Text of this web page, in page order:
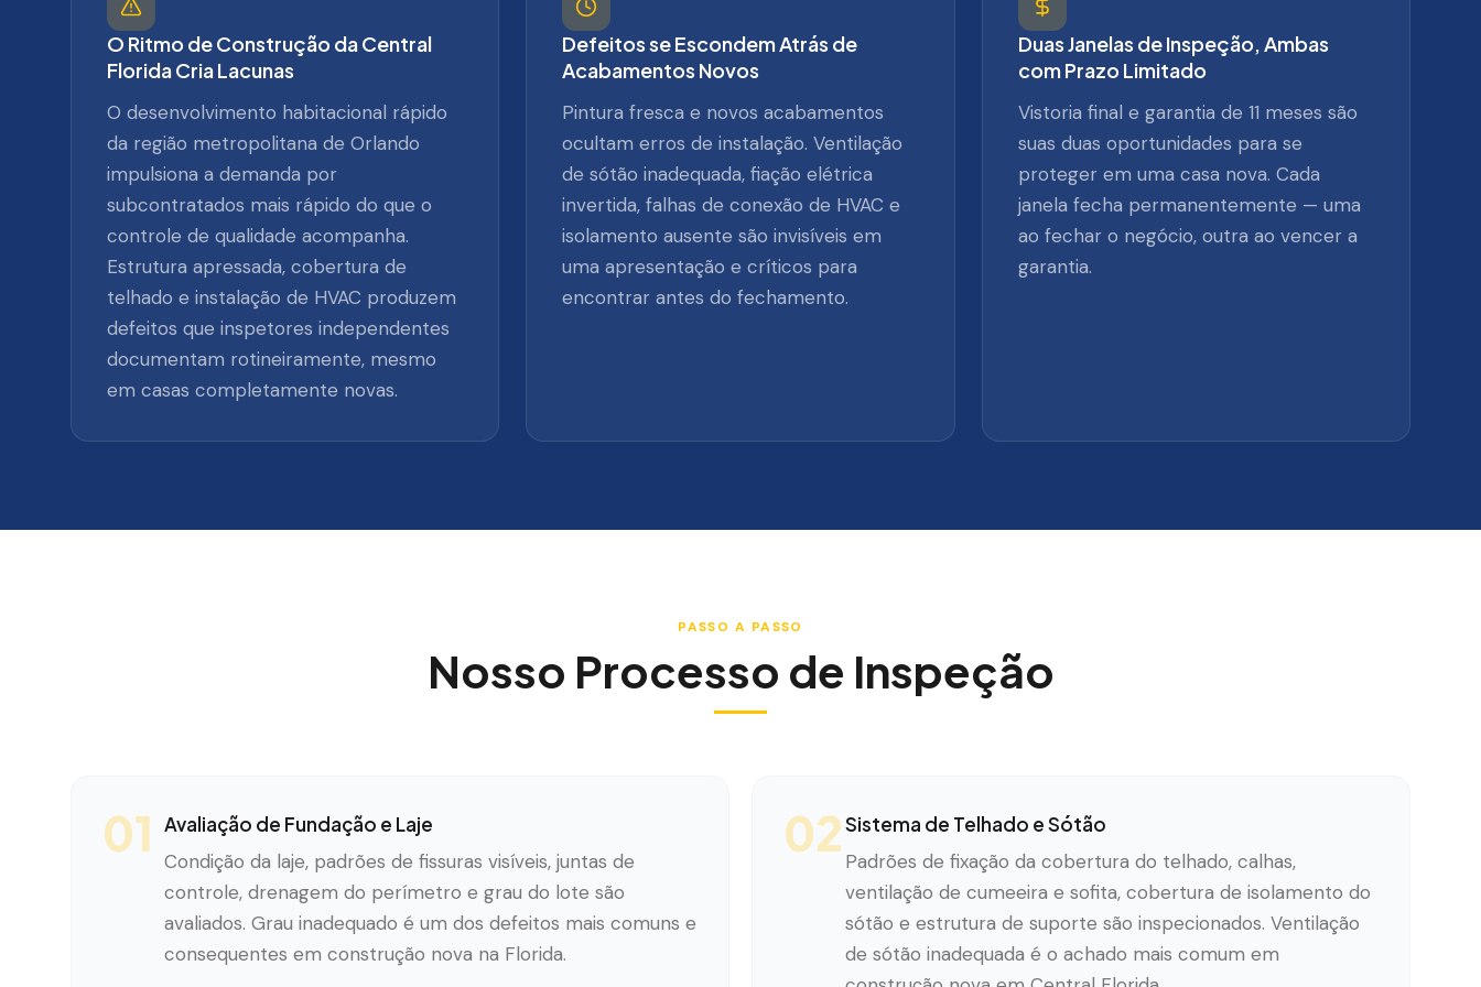
O Ritmo de Construção da Central
Florida Cria Lacunas
O desenvolvimento habitacional rápido
da região metropolitana de Orlando
impulsiona a demanda por
subcontratados mais rápido do que o
controle de qualidade acompanha.
Estrutura apressada, cobertura de
telhado e instalação de HVAC produzem
defeitos que inspetores independentes
documentam rotineiramente, mesmo
em casas completamente novas.
Defeitos se Escondem Atrás de
Acabamentos Novos
Pintura fresca e novos acabamentos
ocultam erros de instalação. Ventilação
de sótão inadequada, fiação elétrica
invertida, falhas de conexão de HVAC e
isolamento ausente são invisíveis em
uma apresentação e críticos para
encontrar antes do fechamento.
Duas Janelas de Inspeção, Ambas
com Prazo Limitado
Vistoria final e garantia de 11 meses são
suas duas oportunidades para se
proteger em uma casa nova. Cada
janela fecha permanentemente — uma
ao fechar o negócio, outra ao vencer a
garantia.
PASSO A PASSO
Nosso Processo de Inspeção
01 Avaliação de Fundação e Laje
Condição da laje, padrões de fissuras visíveis, juntas de
controle, drenagem do perímetro e grau do lote são
avaliados. Grau inadequado é um dos defeitos mais comuns e
consequentes em construção nova na Florida.
02Sistema de Telhado e Sótão
Padrões de fixação da cobertura do telhado, calhas,
ventilação de cumeeira e sofita, cobertura de isolamento do
sótão e estrutura de suporte são inspecionados. Ventilação
de sótão inadequada é o achado mais comum em